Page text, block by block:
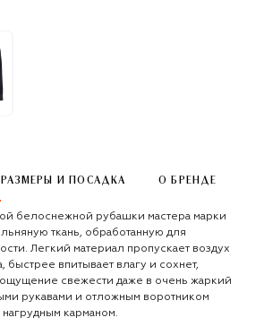
РАЗМЕРЫ И ПОСАДКА О БРЕНДЕ
белоснежной рубашки мастера марки
ткань, обработанную для
Легкий материал пропускает воздух
быстрее впитывает влагу и сохнет,
свежести даже в очень жаркий
рукавами и отложным воротником
карманом.